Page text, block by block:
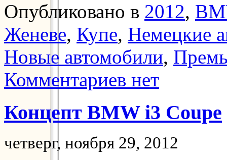
Опубликовано в 2012,
Женеве, Купе, Немецкие
Новые автомобили,
Комментариев нет
Концепт BMW i3 Coupe
четверг, ноября 29, 2012